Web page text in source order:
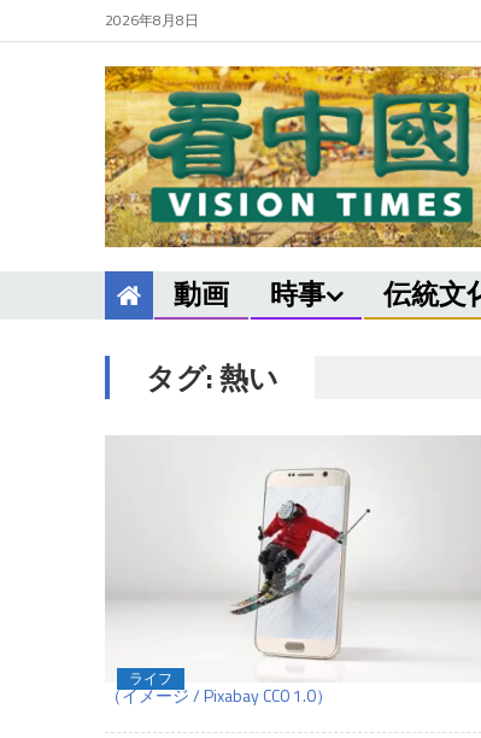
2026年8月8日
動画 時事 伝統文
タグ:熱い
（イメージ / Pixabay CC0 1.0）
ライフ